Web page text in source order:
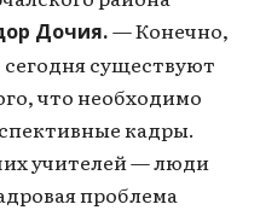
Дочия.— Конечно,
существуют
что необходимо
кадры.
учителей — люди
проблема